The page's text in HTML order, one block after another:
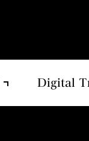
Digital